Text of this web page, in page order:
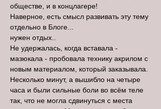
обществе, и в концлагере!
Наверное, есть смысл развивать эту тему
отдельно в Блоге...
нужен отдых..
Не удержалась, когда вставала -
мазюкала - пробовала технику акрилом с
новым материалом, который заказывала.
Несколько минут, а вышибло на четыре
часа и были сильные боли во всём теле
так, что не могла сдвинуться с места